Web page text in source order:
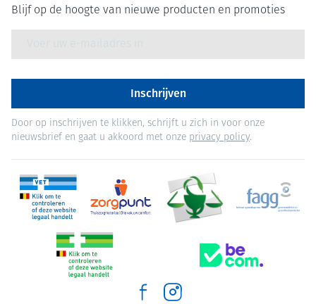
Blijf op de hoogte van nieuwe producten en promoties
Inschrijven
Door op inschrijven te klikken, schrijft u zich in voor onze
nieuwsbrief en gaat u akkoord met onze privacy policy.